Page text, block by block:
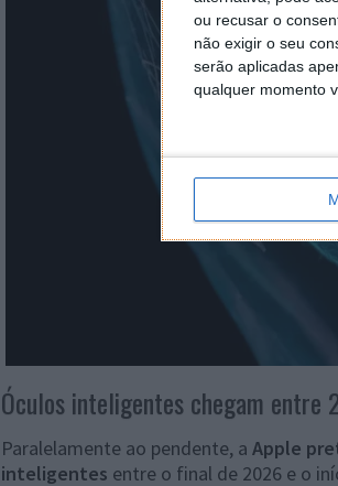
ou recusar o
não exigir o seu
serão aplicadas
qualquer momento
Óculos inteligentes chegam entre
Paralelamente ao pendente, a Apple
inteligentes entre o final de 2026 e o